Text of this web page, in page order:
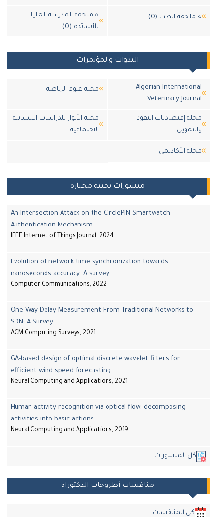
الطب (0)
» ملحقة المدرسة العليا
للأساتذة (0)
الندوات والمؤتمرات
Algerian
Veterinary
مجلة علوم الرياضة
إقتصاديات النقود
مجلة الأنوار للدراسات الانسانية
الاجتماعية
اﻷكاديمي
منشورات بحثية مختارة
An Intersection Attack on the CirclePIN Smartwatch
Authentication Mechanism
IEEE Internet of Things Journal, 2024
Evolution of network time synchronization towards
nanoseconds accuracy: A survey
Computer Communications, 2022
One-Way Delay Measurement From Traditional Networks to
SDN: A Survey
ACM Computing Surveys, 2021
GA-based design of optimal discrete wavelet filters for
efficient wind speed forecasting
Neural Computing and Applications, 2021
Human activity recognition via optical flow: decomposing
activities into basic actions
Neural Computing and Applications, 2019
المنشورات
مناقشات أطروحات الدكتوراه
كل المناقشات